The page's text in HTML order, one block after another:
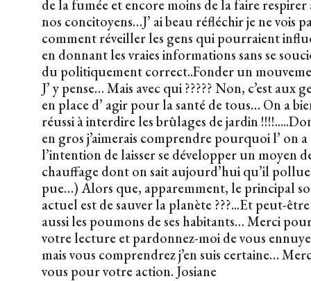
de la fumée et encore moins de la faire respirer
nos concitoyens…J’ ai beau réfléchir je ne vois
comment réveiller les gens qui pourraient
en donnant les vraies informations sans se
du politiquement correct..Fonder un
J’ y pense… Mais avec qui ????? Non, c’est aux
en place d’ agir pour la santé de tous… On a
réussi à interdire les brûlages de jardin
en gros j’aimerais comprendre pourquoi l’ on a
l’intention de laisser se développer un moyen
chauffage dont on sait aujourd’hui qu’il
pue…) Alors que, apparemment, le principal
actuel est de sauver la planète ???...Et peut-être
aussi les poumons de ses habitants… Merci
votre lecture et pardonnez-moi de vous
mais vous comprendrez j’en suis certaine…
vous pour votre action. Josiane